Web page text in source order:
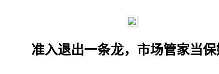
准入退出一条龙，市场管家当保